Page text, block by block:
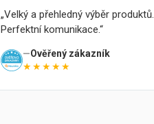
Velký a přehledný výběr produktů.
Perfektní komunikace.
Ověřený zákazník
★★★★★